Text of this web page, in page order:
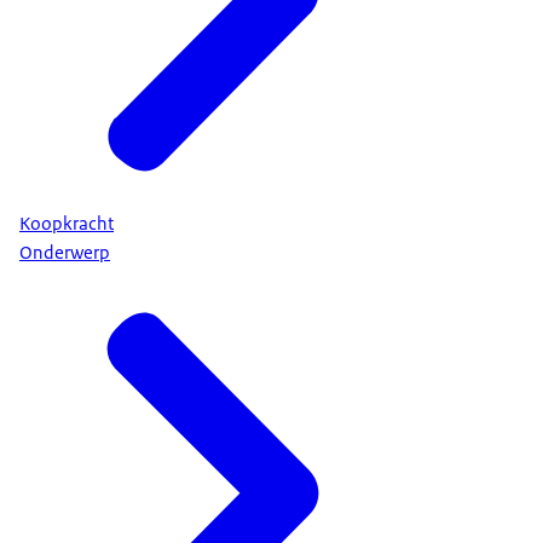
Koopkracht
Onderwerp